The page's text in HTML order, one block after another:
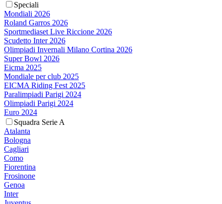
Speciali
Mondiali 2026
Roland Garros 2026
Sportmediaset Live Riccione 2026
Scudetto Inter 2026
Olimpiadi Invernali Milano Cortina 2026
Super Bowl 2026
Eicma 2025
Mondiale per club 2025
EICMA Riding Fest 2025
Paralimpiadi Parigi 2024
Olimpiadi Parigi 2024
Euro 2024
Squadra Serie A
Atalanta
Bologna
Cagliari
Como
Fiorentina
Frosinone
Genoa
Inter